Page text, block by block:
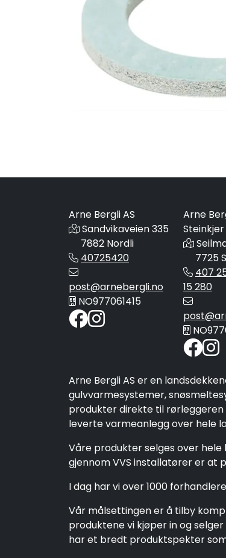
Arne Bergli AS
Sandvikaveien 335
7882 Nordli
40725420
post@arnebergli.no
NO977061415
Arne
Steinkjer
7725
407
15 280
Arne Bergli AS er en
gulvvarmesystemer,
produkter direkte til
leverte varmeanlegg over hele
Våre produkter selges over
gjennom VVS installatører er at
I dag har vi over 1000
Vår målsettingen er å tilby
produktene vi kjøper in og
har et bredt produktspekter